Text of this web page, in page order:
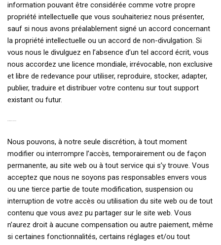
information pouvant être considérée comme votre propre
propriété intellectuelle que vous souhaiteriez nous présenter,
sauf si nous avons préalablement signé un accord concernant
la propriété intellectuelle ou un accord de non-divulgation. Si
vous nous le divulguez en l’absence d’un tel accord écrit, vous
nous accordez une licence mondiale, irrévocable, non exclusive
et libre de redevance pour utiliser, reproduire, stocker, adapter,
publier, traduire et distribuer votre contenu sur tout support
existant ou futur.
Nous pouvons, à notre seule discrétion, à tout moment
modifier ou interrompre l’accès, temporairement ou de façon
permanente, au site web ou à tout service qui s’y trouve. Vous
acceptez que nous ne soyons pas responsables envers vous
ou une tierce partie de toute modification, suspension ou
interruption de votre accès ou utilisation du site web ou de tout
contenu que vous avez pu partager sur le site web. Vous
n’aurez droit à aucune compensation ou autre paiement, même
si certaines fonctionnalités, certains réglages et/ou tout